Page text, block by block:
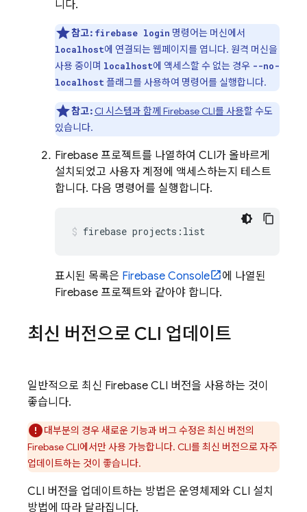
니다.
참고: firebase login 명령어는 머신에서
localhost에 연결되는 웹페이지를 엽니다. 원격 머신을
사용 중이며 localhost에 액세스할 수 없는 경우 --no-
localhost 플래그를 사용하여 명령어를 실행합니다.
참고: CI 시스템과 함께 FirebaseCLI를 사용할 수도
있습니다.
Firebase 프로젝트를 나열하여 CLI가 올바르게
설치되었고 사용자 계정에 액세스하는지 테스트
합니다. 다음 명령어를 실행합니다.
firebase projects:list
표시된 목록은 Firebase Console
에 나열된
Firebase 프로젝트와 같아야 합니다.
최신 버전으로 CLI 업데이트
일반적으로 최신 Firebase CLI 버전을 사용하는 것이
좋습니다.
대부분의 경우 새로운 기능과 버그 수정은 최신 버전의
FirebaseCLI에서만 사용 가능합니다. CLI를 최신 버전으로 자주
업데이트하는 것이 좋습니다.
CLI 버전을 업데이트하는 방법은 운영체제와 CLI 설치
방법에 따라 달라집니다.